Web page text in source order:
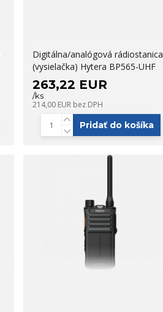
Digitálna/analógová rádiostanica
(vysielačka) Hytera BP565-UHF
263,22 EUR
/ks
214,00 EUR bez DPH
Pridať do košíka